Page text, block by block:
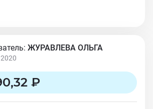
ЖУРАВЛЕВА ОЛЬГА
₽